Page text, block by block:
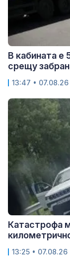
В кабината е
срещу
13:47 • 07.08.26
Катастрофа
13:25 • 07.08.26